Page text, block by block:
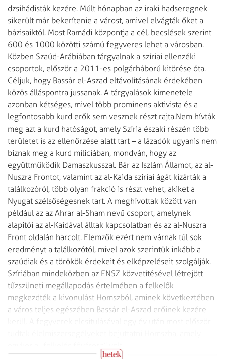
dzsihádisták kezére. Múlt hónapban az iraki hadseregnek
sikerült már bekerítenie a várost, amivel elvágták őket a
bázisaiktól. Most Ramádi központja a cél, becslések szerint
600 és 1000 közötti számú fegyveres lehet a városban.
Közben Szaúd-Arábiában tárgyalnak a szíriai ellenzéki
csoportok, először a 2011-es polgárháború kitörése óta.
Céljuk, hogy Bassár el-Aszad eltávolításának érdekében
közös álláspontra jussanak. A tárgyalások kimenetele
azonban kétséges, mivel több prominens aktivista és a
legfontosabb kurd erők sem vesznek részt rajta.Nem hívták
meg azt a kurd hatóságot, amely Szíria északi részén több
területet is az ellenőrzése alatt tart – a lázadók ugyanis nem
bíznak meg a kurd milíciában, mondván, hogy az
együttműködik Damaszkusszal. Bár az Iszlám Államot, az al-
Nuszra Frontot, valamint az al-Kaida szíriai ágát kizárták a
találkozóról, több olyan frakció is részt vehet, akiket a
Nyugat szélsőségesnek tart. A meghívottak között van
például az az Ahrar al-Sham nevű csoport, amelynek
alapítói az al-Kaidával álltak kapcsolatban és az al-Nuszra
Front oldalán harcolt. Elemzők ezért nem várnak túl sok
eredményt a találkozótól, mivel azok szerintük inkább a
szaúdiak és a törökök érdekeit és elképzeléseit szolgálják.
Szíriában mindeközben az ENSZ közvetítésével létrejött
tűzszüneti megállapodás értelmében a felkelők
megkezdték a kivonulást Homszból, aminek következtében
a város teljes egészében Bassár el-Aszad erőinek kezére